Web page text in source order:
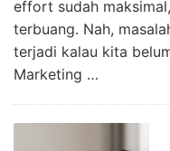
effort sudah
terbuang. Nah,
terjadi kalau kita
Marketing …